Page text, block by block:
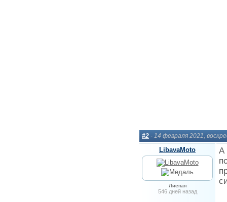
#2 - 14 февраля 2021,
LibavaMoto
Лиепая
546 дней назад
А